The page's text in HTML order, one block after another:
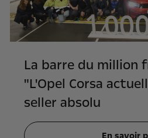
La barre du million
"L'Opel Corsa
seller absolu